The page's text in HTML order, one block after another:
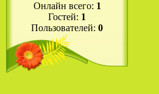
Онлайн всего: 1
Гостей: 1
Пользователей: 0